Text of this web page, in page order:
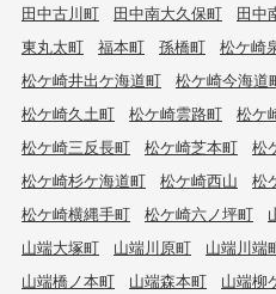
田中古川町
田中南大久保町 田中
東丸太町
福本町 孫橋町 松ケ崎
松ケ崎井出ケ海道町
松ケ崎今海道
松ケ崎久土町
松ケ崎雲路町 松ケ
松ケ崎三反長町
松ケ崎芝本町 松
松ケ崎杉ケ海道町
松ケ崎西山 松
松ケ崎横縄手町
松ケ崎六ノ坪町
山端大塚町
山端川原町 山端川端
山端橋ノ本町
山端森本町 山端柳